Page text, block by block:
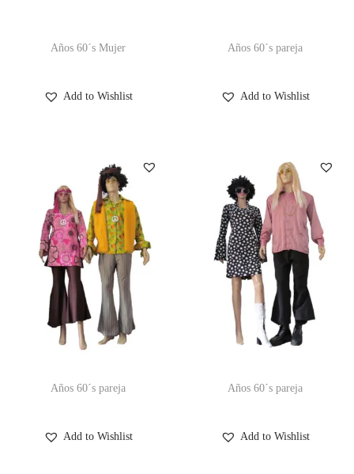
Años 60´s Mujer
Add to Wishlist
Años 60´s pareja
Add to Wishlist
Años 60´s pareja
Add to Wishlist
Años 60´s pareja
Add to Wishlist